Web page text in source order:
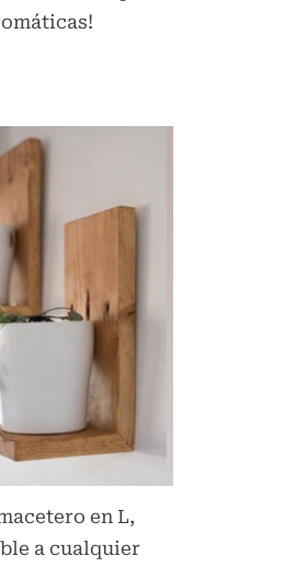
en L,
a cualquier